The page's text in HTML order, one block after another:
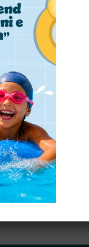
le dotazioni per le
impianti natatori tra i
al fine di trovare